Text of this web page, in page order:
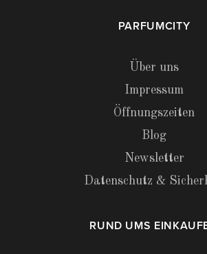
PARFUMCITY
Über uns
Impressum
Öffnungszeiten
Blog
Newsletter
Datenschutz &
RUND UMS